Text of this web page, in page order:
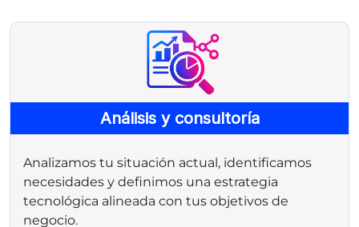
Análisis y consultoría
Analizamos tu situación actual, identificamos
necesidades y definimos una estrategia
tecnológica alineada con tus objetivos de
negocio.